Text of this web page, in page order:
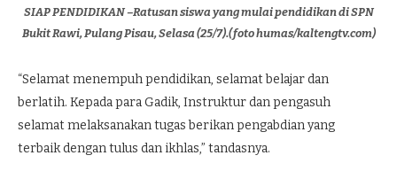
SIAP PENDIDIKAN –Ratusan siswa yang mulai pendidikan di SPN
Bukit Rawi, Pulang Pisau, Selasa (25/7).(foto humas/kaltengtv.com)
“Selamat menempuh pendidikan, selamat belajar dan
berlatih. Kepada para Gadik, Instruktur dan pengasuh
selamat melaksanakan tugas berikan pengabdian yang
terbaik dengan tulus dan ikhlas,” tandasnya.